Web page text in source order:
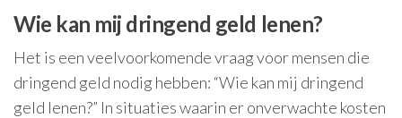
Wie kan mij dringend geld lenen?
Het is een veelvoorkomende vraag voor mensen die
dringend geld nodig hebben: “Wie kan mij dringend
geld lenen?” In situaties waarin er onverwachte kosten